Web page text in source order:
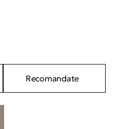
Recomandate